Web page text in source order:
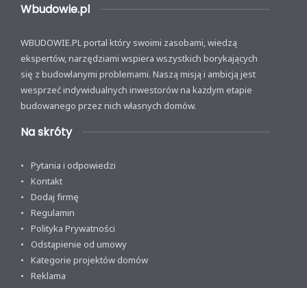
Wbudowie.pl
WBUDOWIE.PL portal który swoimi zasobami, wiedzą
ekspertów, narzędziami wspiera wszystkich borykających
się z budowlanymi problemami. Naszą misją i ambicją jest
wesprzeć indywidualnych inwestorów na każdym etapie
budowanego przez nich własnych domów.
Na skróty
Pytania i odpowiedzi
Kontakt
Dodaj firmę
Regulamin
Polityka Prywatności
Odstąpienie od umowy
Kategorie projektów domów
Reklama